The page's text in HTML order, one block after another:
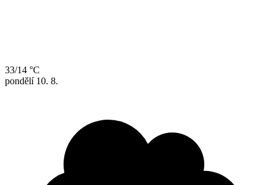
33/14 °C
pondělí 10. 8.